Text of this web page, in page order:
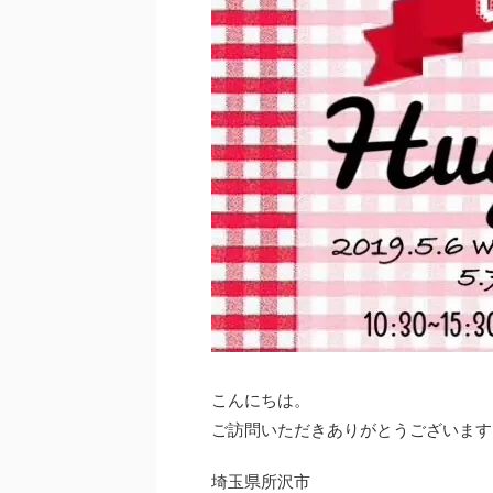
こんにちは。
ご訪問いただきありがとうございま
埼玉県所沢市